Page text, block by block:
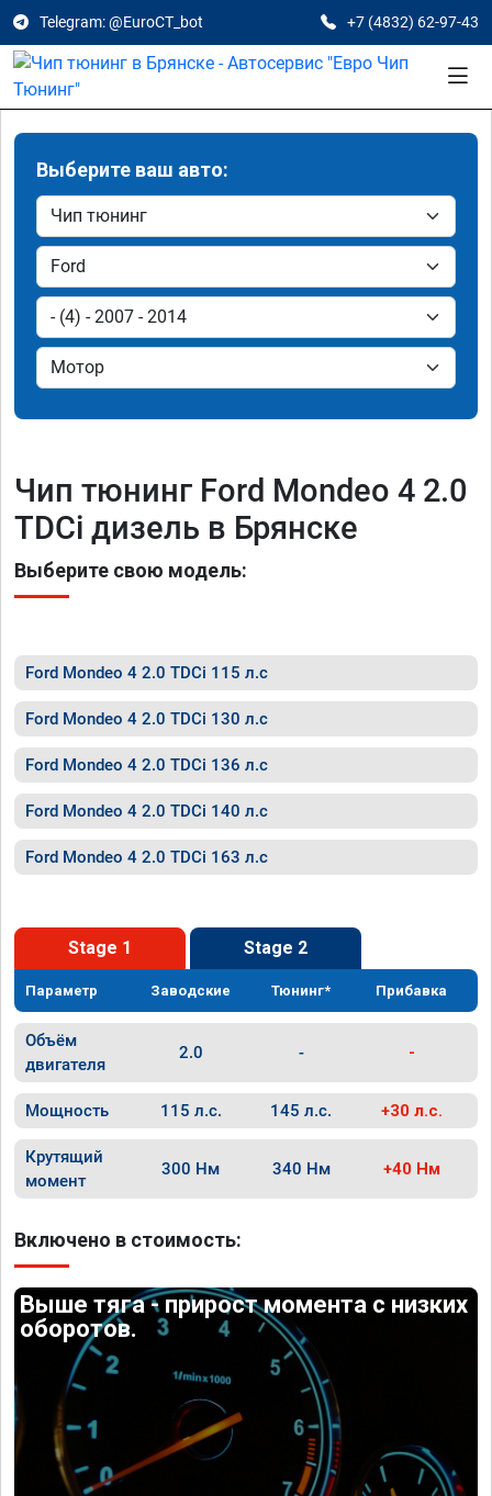
Telegram: @EuroCT_bot +7 (4832) 62-97-43
Выберите ваш авто:
Чип тюнинг Ford Mondeo 4 2.0
TDCi дизель в Брянске
Выберите свою модель:
Ford Mondeo 4 2.0 TDCi 115 л.с
Ford Mondeo 4 2.0 TDCi 130 л.с
Ford Mondeo 4 2.0 TDCi 136 л.с
Ford Mondeo 4 2.0 TDCi 140 л.с
Ford Mondeo 4 2.0 TDCi 163 л.с
Stage 1 Stage 2
Параметр Заводские Тюнинг* Прибавка
Объём
двигателя
2.0 - -
Мощность 115 л.с. 145 л.с. +30 л.с.
Крутящий
момент
300 Нм 340 Нм +40 Нм
Включено в стоимость:
Выше тяга - прирост момента с низких
оборотов.